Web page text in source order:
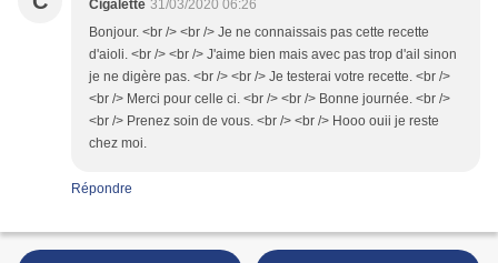
Cigalette 31/03/2020 06:26
Bonjour. <br /> <br /> Je ne connaissais pas cette recette
d'aioli. <br /> <br /> J'aime bien mais avec pas trop d'ail sinon
je ne digère pas. <br /> <br /> Je testerai votre recette. <br />
<br /> Merci pour celle ci. <br /> <br /> Bonne journée. <br />
<br /> Prenez soin de vous. <br /> <br /> Hooo ouii je reste
chez moi.
Répondre